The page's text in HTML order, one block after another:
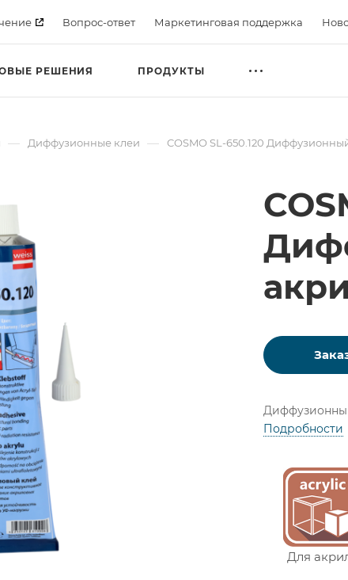
Вопрос-ответ Маркетинговая поддержка
РЕШЕНИЯ ПРОДУКТЫ
— Диффузионные клеи — COSMO SL-650.120
Подробности
Для